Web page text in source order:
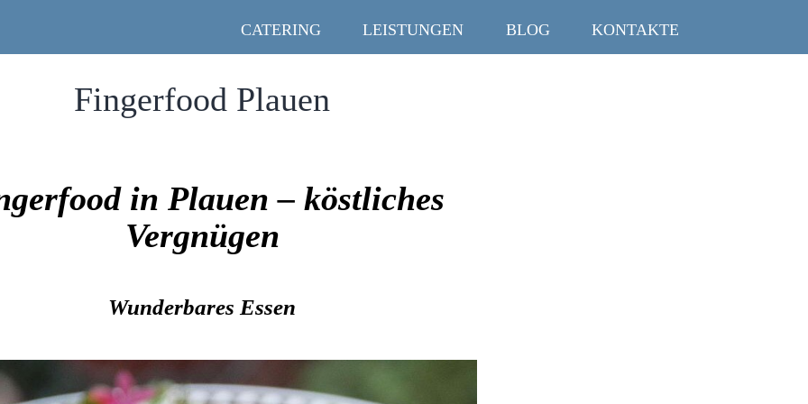
CATERING LEISTUNGEN BLOG KONTAKTE
Fingerfood Plauen
in Plauen – köstliches
Vergnügen
Wunderbares Essen